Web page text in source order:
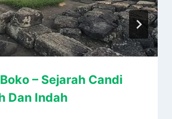
– Sejarah Candi
Dan Indah